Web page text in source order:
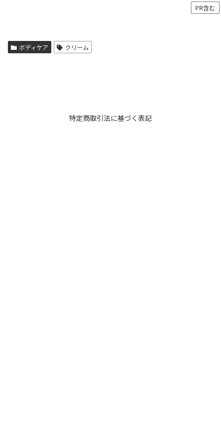
PR含む
ボディケア クリーム
特定商取引法に基づく表記